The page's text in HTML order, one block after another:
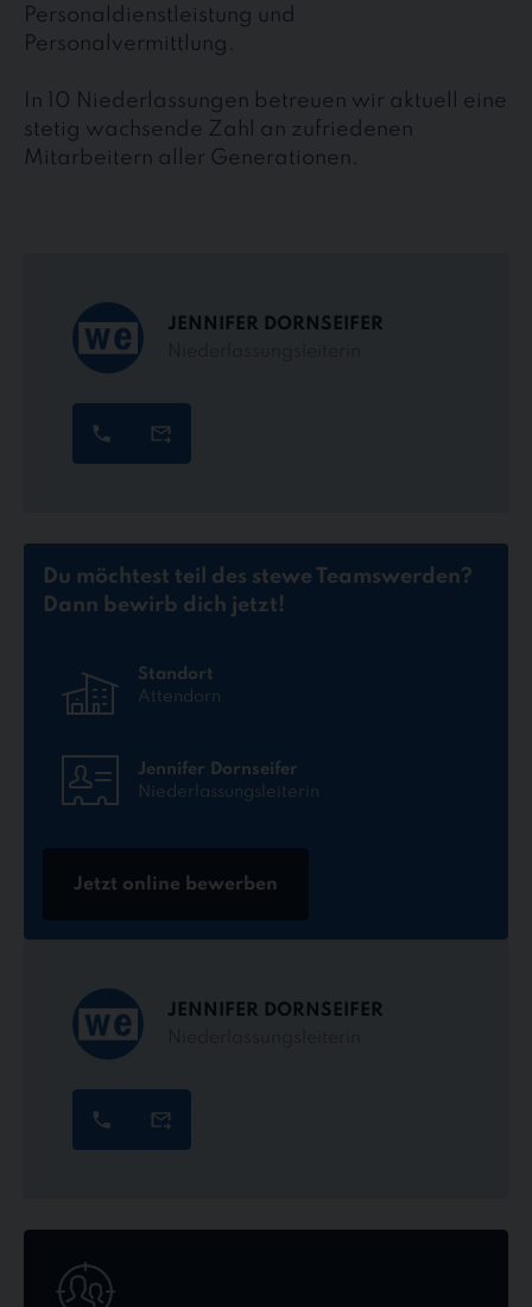
Personaldienstleistung und
Personalvermittlung.
In 10 Niederlassungen betreuen wir aktuell eine
stetig wachsende Zahl an zufriedenen
Mitarbeitern aller Generationen.
JENNIFER DORNSEIFER
Du möchtest teil des stewe Teamswerden?
Dann bewirb dich jetzt!
Standort
Attendorn
Jennifer Dornseifer
Niederlassungsleiterin
Jetzt online bewerben
JENNIFER DORNSEIFER
online
bewerben